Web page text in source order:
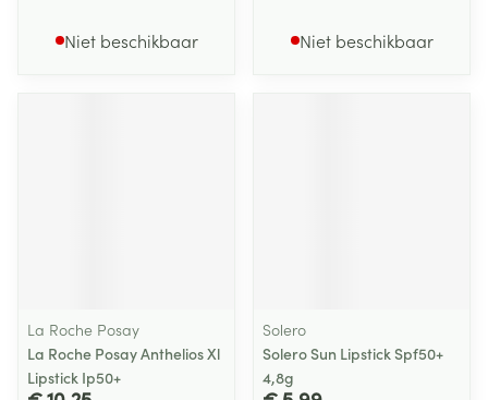
Niet beschikbaar Niet beschikbaar
La Roche Posay
La Roche Posay Anthelios Xl
Lipstick Ip50+
Solero
Solero Sun Lipstick Spf50+
4,8g